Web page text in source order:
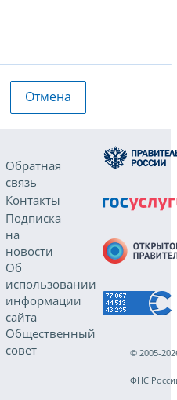
Отмена
Обратная
связь
Контакты
Подписка
на
новости
Об
использовании
информации
сайта
Общественный
совет
© 2005-
ФНС